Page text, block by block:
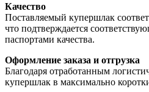
Качество
Поставляемый купершлак
что подтверждается
паспортами качества.
Оформление заказа и отгрузка
Благодаря отработанным
купершлак в максимально